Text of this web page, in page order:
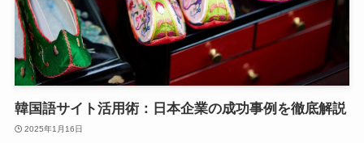
韓国語サイト活用術：日本企業の成功事例を徹底解説
2025年1月16日